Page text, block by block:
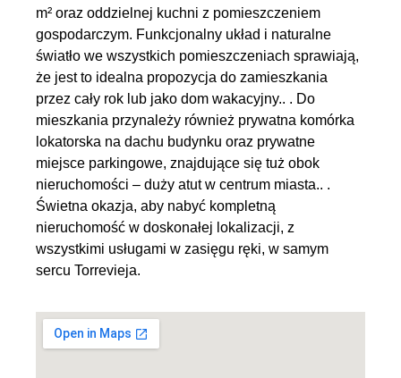
m² oraz oddzielnej kuchni z pomieszczeniem
gospodarczym. Funkcjonalny układ i naturalne
światło we wszystkich pomieszczeniach sprawiają,
że jest to idealna propozycja do zamieszkania
przez cały rok lub jako dom wakacyjny.. . Do
mieszkania przynależy również prywatna komórka
lokatorska na dachu budynku oraz prywatne
miejsce parkingowe, znajdujące się tuż obok
nieruchomości – duży atut w centrum miasta.. .
Świetna okazja, aby nabyć kompletną
nieruchomość w doskonałej lokalizacji, z
wszystkimi usługami w zasięgu ręki, w samym
sercu Torrevieja.